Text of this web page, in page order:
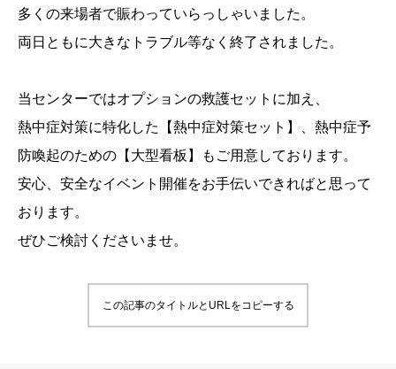
多くの来場者で賑わっていらっしゃいました。
両日ともに大きなトラブル等なく終了されました。
当センターではオプションの救護セットに加え、
熱中症対策に特化した【熱中症対策セット】、熱中症予
防喚起のための【大型看板】もご用意しております。
安心、安全なイベント開催をお手伝いできればと思って
おります。
ぜひご検討くださいませ。
この記事のタイトルとURLをコピーする